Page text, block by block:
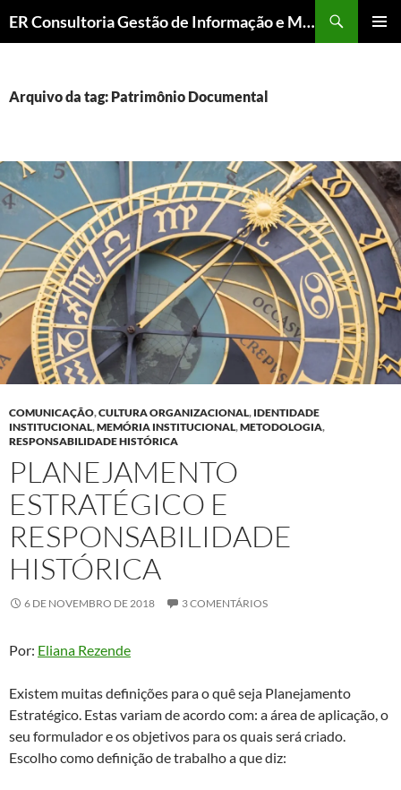
ER Consultoria Gestão de Informação e Memória Institucional
CONTEÚDO
Arquivo da tag: Patrimônio Documental
COMUNICAÇÃO,CULTURA ORGANIZACIONAL, IDENTIDADE
INSTITUCIONAL,MEMÓRIA INSTITUCIONAL,METODOLOGIA,
RESPONSABILIDADE HISTÓRICA
PLANEJAMENTO
ESTRATÉGICO E
RESPONSABILIDADE
HISTÓRICA
6 DE NOVEMBRO DE 2018 3 COMENTÁRIOS
Por: Eliana Rezende
Existem muitas definições para o quê seja Planejamento
Estratégico. Estas variam de acordo com: a área de aplicação, o
seu formulador e os objetivos para os quais será criado.
Escolho como definição de trabalho a que diz: